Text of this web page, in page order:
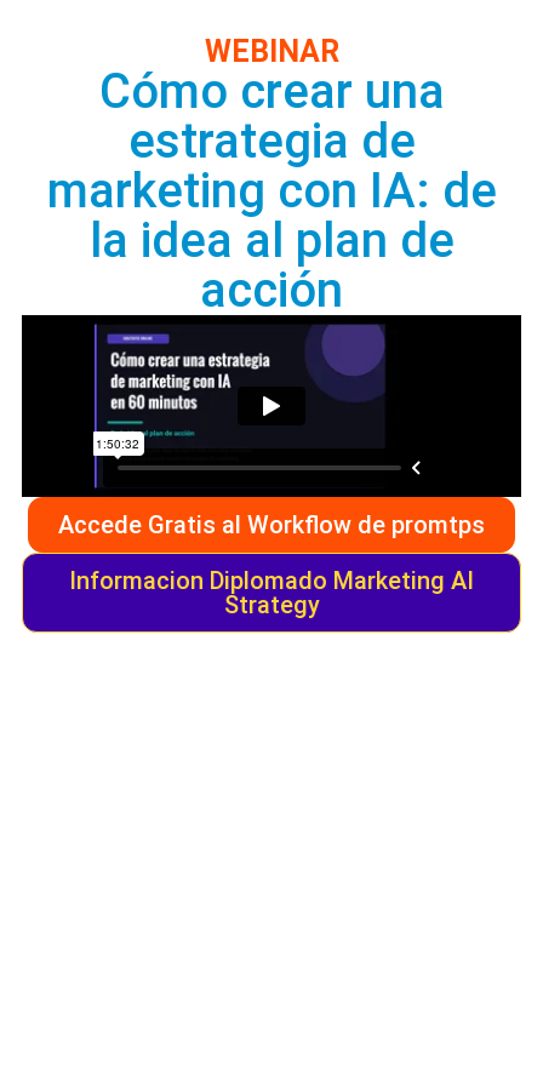
WEBINAR
Cómo crear una
estrategia de
marketing con IA: de
la idea al plan de
acción
Accede Gratis al Workflow de promtps
Informacion Diplomado Marketing AI
Strategy